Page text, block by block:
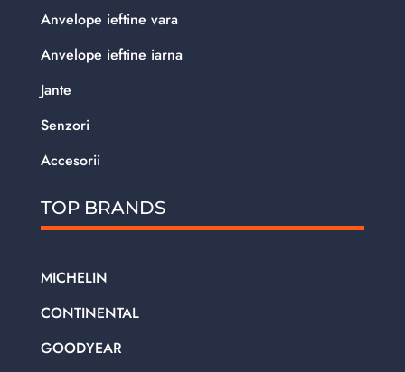
Anvelope ieftine vara
Anvelope ieftine iarna
Jante
Senzori
Accesorii
TOP BRANDS
MICHELIN
CONTINENTAL
GOODYEAR